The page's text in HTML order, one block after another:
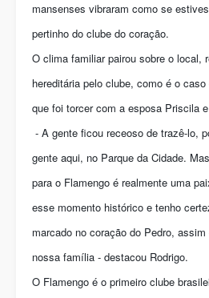
mansenses vibraram como se
pertinho do clube do coração.
O clima familiar pairou sobre o local,
hereditária pelo clube, como é o
que foi torcer com a esposa Priscila
- A gente ficou receoso de trazê-lo,
gente aqui, no Parque da Cidade.
para o Flamengo é realmente uma
esse momento histórico e tenho
marcado no coração do Pedro,
nossa família - destacou Rodrigo.
O Flamengo é o primeiro clube